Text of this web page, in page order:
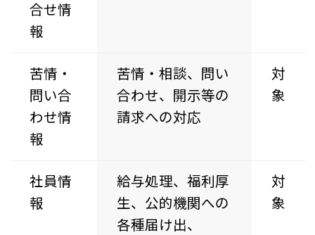
合せ情
報
苦情・
問い合
わせ情
報
苦情・相談、問い
合わせ、開示等の
請求への対応
対
象
社員情
報
給与処理、福利厚
生、公的機関への
各種届け出、
対
象